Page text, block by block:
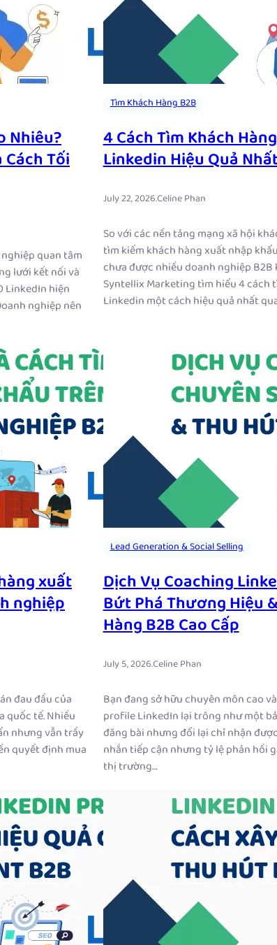
Nhiêu?
Tối
quan tâm
lưới kết nối và
LinkedIn hiện
nghiệp nên
Tìm Khách Hàng B2B
4 Cách Tìm Khách
Linkedin Hiệu Quả
July 22, 2026.Celine Phan
So với các nền tảng mạng xã hội
tìm kiếm khách hàng xuất nhập
chưa được nhiều doanh nghiệp B2B
Syntellix Marketing tìm hiểu 4 cách
Linkedin một cách hiệu quả nhất
xuất
nghiệp
đau đầu của
quốc tế. Nhiều
nhưng vẫn trầy
quyết định mua
Lead Generation & Social Selling
Dịch Vụ Coaching
Bứt Phá Thương Hiệu
Hàng B2B Cao Cấp
July 5, 2026.Celine Phan
Bạn đang sở hữu chuyên môn cao
profile LinkedIn lại trông như một
đăng bài nhưng đổi lại chỉ nhận
nhắn tiếp cận nhưng tỷ lệ phản hồi
thị trường…